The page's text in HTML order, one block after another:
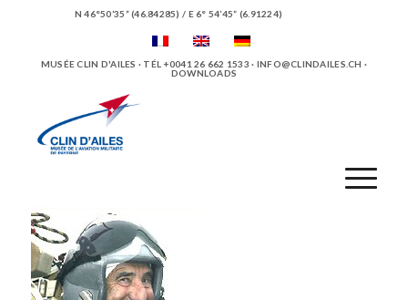
N 46°50’35” (46.84285) / E 6° 54’45” (6.91224)
MUSÉE CLIN D'AILES · TÉL +0041 26 662 1533 · INFO@CLINDAILES.CH ·
DOWNLOADS